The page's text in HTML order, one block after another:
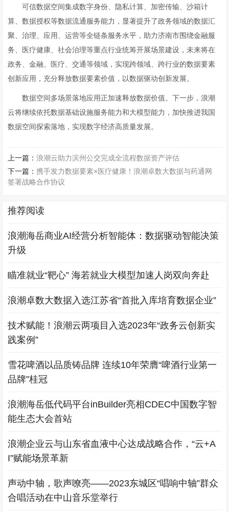
可信数据空间集成数字身份、隐私计算、加密传输、沙箱计
算、数据授权等数据流通服务能力，显著提升了政务领域的数据汇
聚、治理、应用、运营等全链条服务水平，助力济南市围绕金融服
务、医疗健康、社会治理等重点行业统筹开展场景建设，未来将在
政务、金融、医疗、交通等领域，实现跨领域、跨行业的数据要素
创新应用，充分释放数据要素价值，以数据驱动创新发展。
数据空间多场景落地应用正加速释放数据价值。下一步，浪潮
云将继续依托数据基础设施服务能力和大模型能力，加快推进我国
数据空间探索落地，实现数字经济高质量发展。
上一篇：浪潮云助力滨州公交完成全流程数据资产评估
下一篇：携手发力数据要素×医疗健康！浪潮卓数大数据与药通网
签署战略合作协议
推荐阅读
浪潮海岳商业AI经营分析智能体：数据驱动智能决策
升级
瞄准就业“靶心” 海若就业大模型加速人岗双向奔赴
浪潮卓数大数据入选江苏省“首批入库培育数据企业”
技术赋能！浪潮云两项目入选2023年“政务云创新实
践案例”
雪花啤酒以品质铸品牌 连续10年荣膺“啤酒行业第一
品牌”桂冠
浪潮海岳低代码平台inBuilder亮相CDEC中国数字智
能生态大会首站
浪潮企业云与山东省血液中心达成战略合作，“云+A
I”赋能场景革新
声动中轴，歌声嘹亮——2023东城区“唱响中轴”群众
合唱活动在中山音乐堂举行